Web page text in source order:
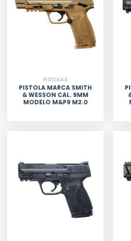
PISTOLAS
PISTOLA MARCA SMITH
& WESSON CAL. 9MM
MODELO M&P9 M2.0